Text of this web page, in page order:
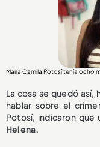
María Camila Potosí tenía ocho
La cosa se quedó así,
hablar sobre el
Potosí, indicaron que
Helena.